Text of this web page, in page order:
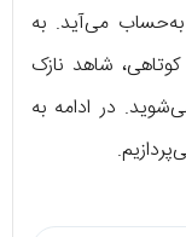
به‌حساب می‌آید. به
شاهد نازک
در ادامه به